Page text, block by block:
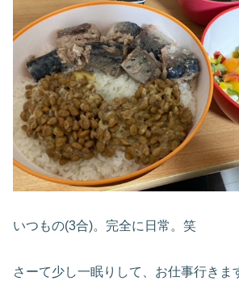
いつもの(3合)。完全に日常。笑
さーて少し一眠りして、お仕事行きま